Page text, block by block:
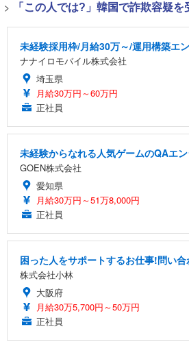
> 「この人では?」韓国で詐欺容疑
未経験採用枠/月給30万～/運用構築エ
ナナイロモバイル株式会社
埼玉県
月給30万円～60万円
正社員
未経験からなれる人気ゲームのQAエ
GOEN株式会社
愛知県
月給30万円～51万8,000円
正社員
困った人をサポートするお仕事!問い
株式会社小林
大阪府
月給30万5,700円～50万円
正社員